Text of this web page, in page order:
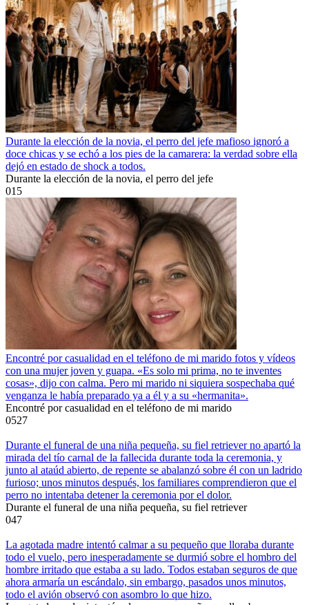
Durante la elección de la novia, el perro del jefe mafioso ignoró a
doce chicas y se echó a los pies de la camarera: la verdad sobre ella
dejó en estado de shock a todos.
Durante la elección de la novia, el perro del jefe
015
Encontré por casualidad en el teléfono de mi marido fotos y vídeos
con una mujer joven y guapa. «Es solo mi prima, no te inventes
cosas», dijo con calma. Pero mi marido ni siquiera sospechaba qué
venganza le había preparado ya a él y a su «hermanita».
Encontré por casualidad en el teléfono de mi marido
0527
Durante el funeral de una niña pequeña, su fiel retriever no apartó la
mirada del tío carnal de la fallecida durante toda la ceremonia, y
junto al ataúd abierto, de repente se abalanzó sobre él con un ladrido
furioso; unos minutos después, los familiares comprendieron que el
perro no intentaba detener la ceremonia por el dolor.
Durante el funeral de una niña pequeña, su fiel retriever
047
La agotada madre intentó calmar a su pequeño que lloraba durante
todo el vuelo, pero inesperadamente se durmió sobre el hombro del
hombre irritado que estaba a su lado. Todos estaban seguros de que
ahora armaría un escándalo, sin embargo, pasados unos minutos,
todo el avión observó con asombro lo que hizo.